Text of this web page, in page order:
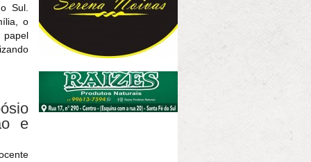
Sul.
o
e